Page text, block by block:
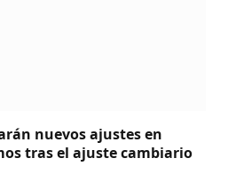
nuevos ajustes en
tras el ajuste cambiario